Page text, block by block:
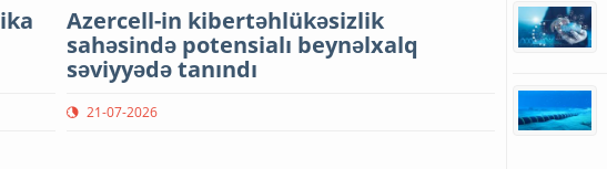
Azercell-in kibertəhlükəsizlik
sahəsində potensialı beynəlxalq
səviyyədə tanındı
21-07-2026